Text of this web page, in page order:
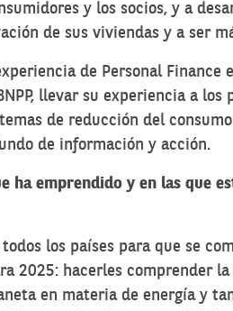
y los socios, y a
de sus viviendas y a ser
de Personal
llevar su experiencia a
de reducción del
de información y acción.
ha emprendido y en las que
los países para que se
2025: hacerles comprender
en materia de energía y